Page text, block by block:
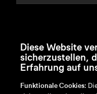
Diese Website
sicherzustellen,
Erfahrung auf
Funktionale Cookies: